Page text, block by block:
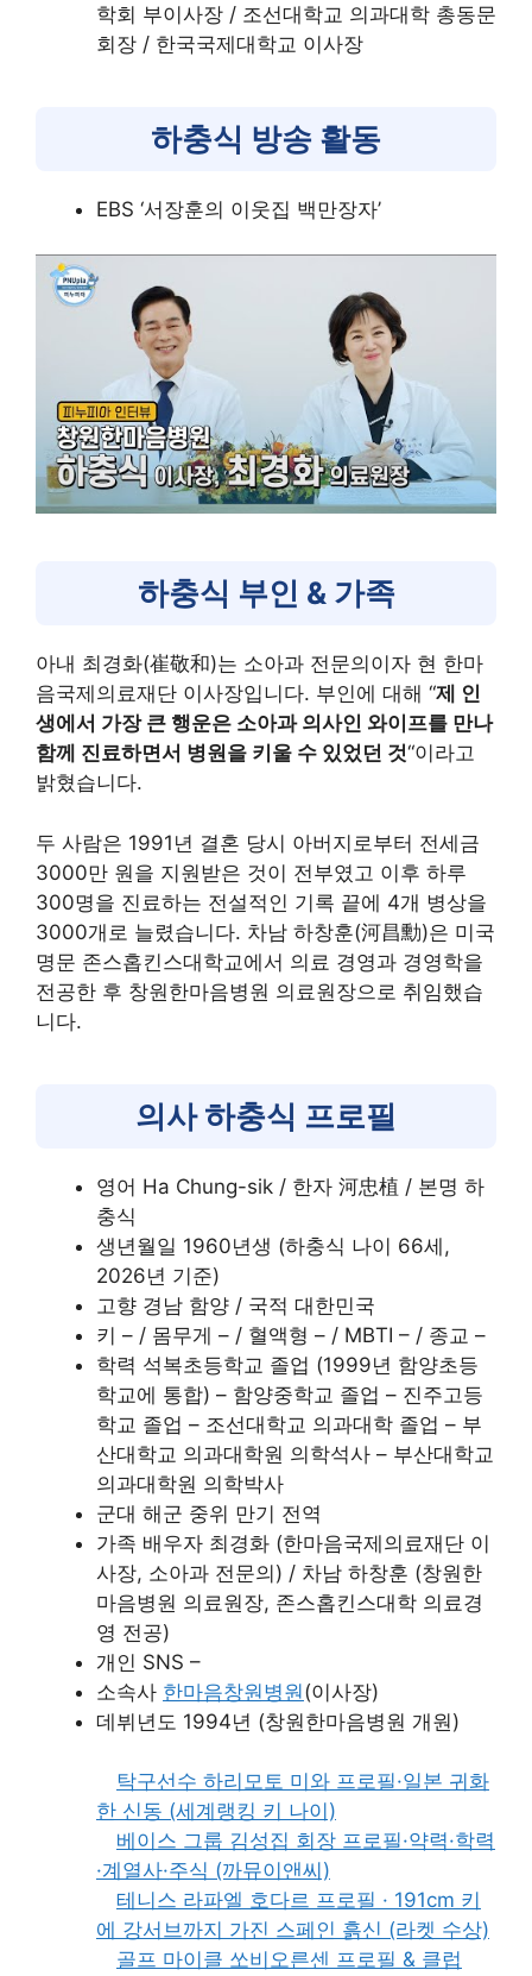
학회 부이사장 / 조선대학교 의과대학 총동문
회장 / 한국국제대학교 이사장
하충식 방송 활동
EBS ‘서장훈의 이웃집 백만장자’
하충식 부인 & 가족
아내 최경화(崔敬和)는 소아과 전문의이자 현 한마
음국제의료재단 이사장입니다. 부인에 대해 “제 인
생에서 가장 큰 행운은 소아과 의사인 와이프를 만나
함께 진료하면서 병원을 키울 수 있었던 것“이라고
밝혔습니다.
두 사람은 1991년 결혼 당시 아버지로부터 전세금
3000만 원을 지원받은 것이 전부였고 이후 하루
300명을 진료하는 전설적인 기록 끝에 4개 병상을
3000개로 늘렸습니다. 차남 하창훈(河昌勳)은 미국
명문 존스홉킨스대학교에서 의료 경영과 경영학을
전공한 후 창원한마음병원 의료원장으로 취임했습
니다.
의사 하충식 프로필
영어 Ha Chung-sik / 한자 河忠植 / 본명 하
충식
생년월일 1960년생 (하충식 나이 66세,
2026년 기준)
고향 경남 함양 / 국적 대한민국
키 – / 몸무게 – / 혈액형 – / MBTI – / 종교 –
학력 석복초등학교 졸업 (1999년 함양초등
학교에 통합) – 함양중학교 졸업 – 진주고등
학교 졸업 – 조선대학교 의과대학 졸업 – 부
산대학교 의과대학원 의학석사 – 부산대학교
의과대학원 의학박사
군대 해군 중위 만기 전역
가족 배우자 최경화 (한마음국제의료재단 이
사장, 소아과 전문의) / 차남 하창훈 (창원한
마음병원 의료원장, 존스홉킨스대학 의료경
영 전공)
개인 SNS –
소속사 한마음창원병원(이사장)
데뷔년도 1994년 (창원한마음병원 개원)
탁구선수 하리모토 미와 프로필·일본 귀화
한 신동 (세계랭킹 키 나이)
베이스 그룹 김성집 회장 프로필·약력·학력
·계열사·주식 (까뮤이앤씨)
테니스 라파엘 호다르 프로필 · 191cm 키
에 강서브까지 가진 스페인 흙신 (라켓 수상)
골프 마이클 쏘비오른센 프로필 & 클럽